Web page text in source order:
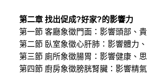
第二章 找出促成?好家?的影響力
第一節 客廳象徵門面：影響頭部、
第二節 臥室象徵心肝肺：影響體力
第三節 廁所象徵腸胃：影響健康、
第四節 廚房象徵膀胱腎臟：影響精